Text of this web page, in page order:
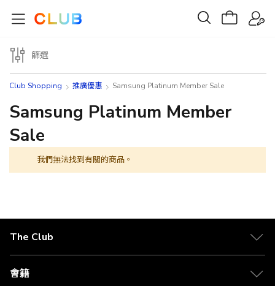
Club Shopping 推廣優惠 Samsung Platinum Member Sale
Samsung Platinum Member
Sale
我們無法找到有關的商品。
篩選
The Club
關於 The Club
合作夥伴
會籍